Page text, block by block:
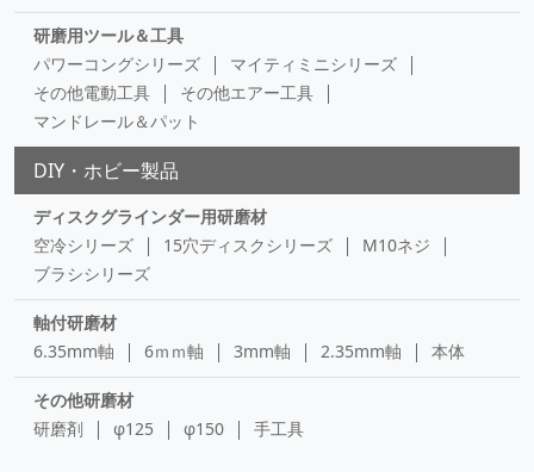
研磨用ツール＆工具
パワーコングシリーズ
マイティミニシリーズ
その他電動工具
その他エアー工具
マンドレール＆パット
DIY・ホビー製品
ディスクグラインダー用研磨材
空冷シリーズ
15穴ディスクシリーズ
M10ネジ
ブラシシリーズ
軸付研磨材
6.35mm軸
6ｍｍ軸 3mm軸 2.35mm軸 本体
その他研磨材
研磨剤
φ125 φ150 手工具